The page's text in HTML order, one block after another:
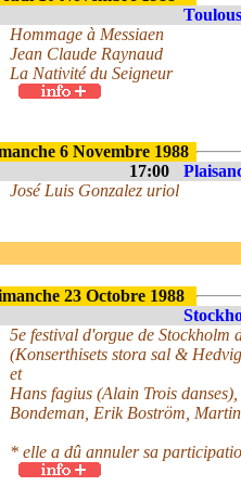
Hommage à Messiaen
Jean Claude Raynaud
La Nativité du Seigneur
6 Novembre 1988
17:00
José Luis Gonzalez uriol
23 Octobre 1988
5e festival d'orgue de
(Konserthisets stora sal &
et
Hans fagius (Alain Trois
Bondeman, Erik Boström,
* elle a dû annuler sa